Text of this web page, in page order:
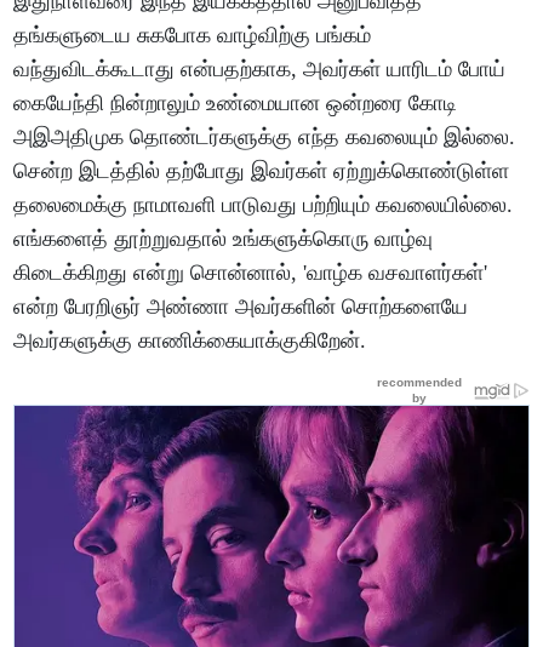
தங்களுடைய சுகபோக வாழ்விற்கு பங்கம்
வந்துவிடக்கூடாது என்பதற்காக, அவர்கள் யாரிடம் போய்
கையேந்தி நின்றாலும் உண்மையான ஒன்றரை கோடி
அஇஅதிமுக தொண்டர்களுக்கு எந்த கவலையும் இல்லை.
சென்ற இடத்தில் தற்போது இவர்கள் ஏற்றுக்கொண்டுள்ள
தலைமைக்கு நாமாவளி பாடுவது பற்றியும் கவலையில்லை.
எங்களைத் தூற்றுவதால் உங்களுக்கொரு வாழ்வு
கிடைக்கிறது என்று சொன்னால், 'வாழ்க வசவாளர்கள்'
என்ற பேரறிஞர் அண்ணா அவர்களின் சொற்களையே
அவர்களுக்கு காணிக்கையாக்குகிறேன்.